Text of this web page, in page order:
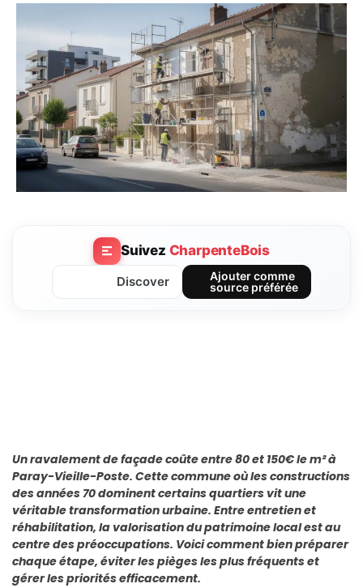
Suivez CharpenteBois
Discover
Ajouter comme
source préférée
Un ravalement de façade coûte entre 80 et 150€ le m² à
Paray-Vieille-Poste. Cette commune où les constructions
des années 70 dominent certains quartiers vit une
véritable transformation urbaine. Entre entretien et
réhabilitation, la valorisation du patrimoine local est au
centre des préoccupations. Voici comment bien préparer
chaque étape, éviter les pièges les plus fréquents et
gérer les priorités efficacement.